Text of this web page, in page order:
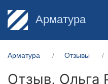
Арматура
Арматура Отзывы
Отзыв, Ольга